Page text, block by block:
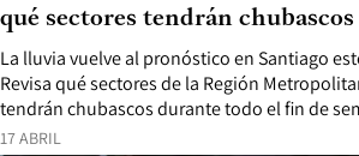
17 ABRIL
La lluvia vuelve al pronóstico en Santiago
Revisa qué sectores de la Región
tendrán chubascos durante todo el fin de
qué sectores tendrán chubascos